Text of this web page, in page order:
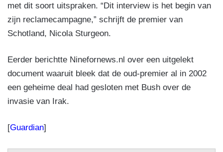
met dit soort uitspraken. “Dit interview is het begin van
zijn reclamecampagne,” schrijft de premier van
Schotland, Nicola Sturgeon.
Eerder berichtte Ninefornews.nl over een uitgelekt
document waaruit bleek dat de oud-premier al in 2002
een geheime deal had gesloten met Bush over de
invasie van Irak.
[Guardian]